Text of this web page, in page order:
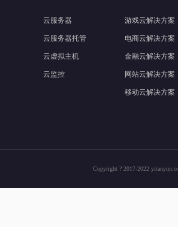
云服务器
云服务器托管
云虚拟主机
云监控
游戏云解决方案
电商云解决方案
金融云解决方案
网站云解决方案
移动云解决方案
Copyright ? 2017-2022